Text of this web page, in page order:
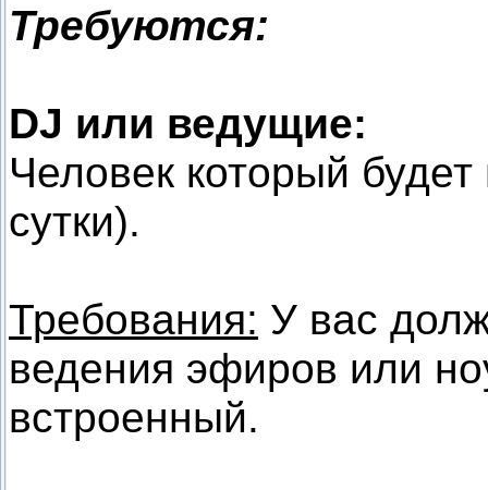
Требуются:
DJ или ведущие:
Человек который
сутки).
Требования: У вас
ведения эфиров или
встроенный.